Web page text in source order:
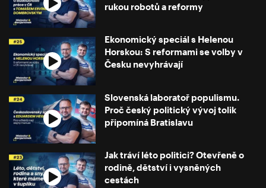
rukou robotů a reformy
Ekonomický speciál s Helenou
Horskou: S reformami se volby v
Česku nevyhrávají
Slovenská laboratoř populismu.
Proč český politický vývoj tolik
připomíná Bratislavu
Jak tráví léto politici? Otevřeně o
rodině, dětství i vysněných
cestách